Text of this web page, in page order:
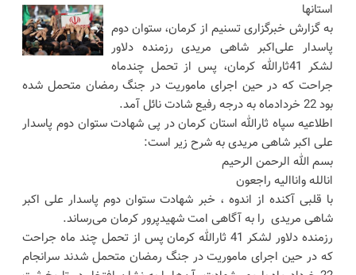
استانها
به گزارش خبرگزاری تسنیم از کرمان، ستوان دوم
پاسدار علی‌اکبر شاهی مریدی رزمنده دلاور
لشکر 41ثارالله کرمان، پس از تحمل چندماه
جراحت که در حین اجرای ماموریت در جنگ رمضان متحمل شده
بود 22 خردادماه به درجه رفیع شادت نائل آمد.
اطلاعیه سپاه ثارالله استان کرمان در پی شهادت ستوان دوم پاسدار
علی اکبر شاهی مریدی به شرح زیر است:
بسم الله الرحمن الرحیم
انالله واناالیه راجعون
با قلبی آکنده از اندوه ، خبر شهادت ستوان دوم پاسدار علی اکبر
شاهی مریدی را به آگاهی امت شهیدپرور کرمان می‌رساند.
رزمنده دلاور لشکر 41 ثارالله کرمان پس از تحمل چند ماه جراحت
که در حین اجرای ماموریت در جنگ رمضان متحمل شدند سرانجام